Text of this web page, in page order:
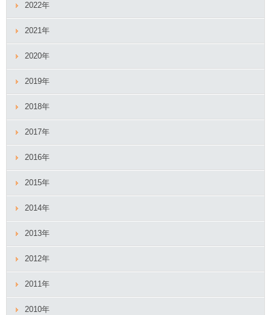
2022年
2021年
2020年
2019年
2018年
2017年
2016年
2015年
2014年
2013年
2012年
2011年
2010年